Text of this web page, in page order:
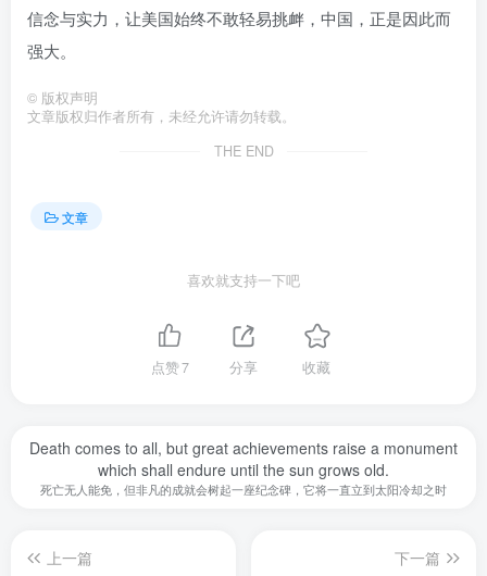
信念与实力，让美国始终不敢轻易挑衅，中国，正是因此而
强大。
© 版权声明
文章版权归作者所有，未经允许请勿转载。
THE END
文章
喜欢就支持一下吧
点赞7 分享 收藏
Death comes to all, but great achievements raise a monument
which shall endure until the sun grows old.
死亡无人能免，但非凡的成就会树起一座纪念碑，它将一直立到太阳冷却之时
上一篇
下一篇